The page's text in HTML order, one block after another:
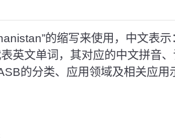
的缩写来使用，中文表示
英文单词，其对应的中文拼音
的分类、应用领域及相关应用